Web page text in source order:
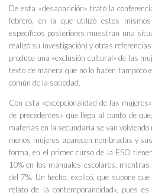
De esta «desaparición» trató la
febrero, en la que utilizó estos
específicos posteriores muestran una
realizó su investigación) y otras
produce una «exclusión cultural» de las
texto de manera que no lo hacen tampoco
común de la sociedad.
Con esta «excepcionalidad de las
de precedentes» que llega al punto de
materias en la secundaria se van
menos mujeres aparecen nombradas y
forma, en el primer curso de la ESO
10% en los manuales escolares,
del 7%. Un hecho, explicó, que supone
relato de la contemporaneidad», pues